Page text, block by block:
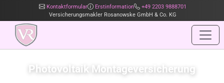
Kontaktformular Erstinformation
+49 2203 9888701
Versicherungsmakler Rosanowske GmbH & Co. KG
Photovoltaik Montageversicherung